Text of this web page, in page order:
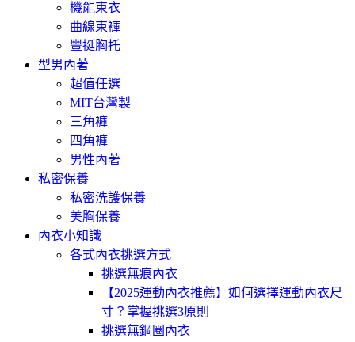
機能束衣
曲線束褲
豐挺胸托
型男內著
超值任選
MIT台灣製
三角褲
四角褲
男性內著
私密保養
私密洗護保養
美胸保養
內衣小知識
各式內衣挑選方式
挑選無痕內衣
【2025運動內衣推薦】如何選擇運動內衣尺
寸？掌握挑選3原則
挑選無鋼圈內衣